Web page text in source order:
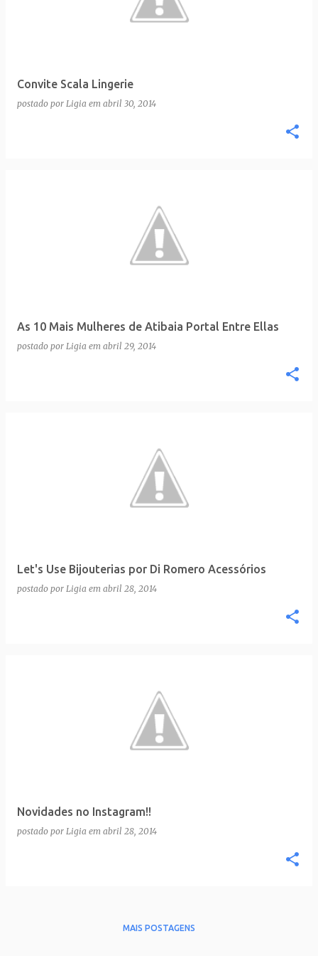
Convite Scala Lingerie
postado por Ligia em abril 30, 2014
As 10 Mais Mulheres de Atibaia Portal Entre Ellas
postado por Ligia em abril 29, 2014
Let's Use Bijouterias por Di Romero Acessórios
postado por Ligia em abril 28, 2014
Novidades no Instagram!!
postado por Ligia em abril 28, 2014
MAIS POSTAGENS